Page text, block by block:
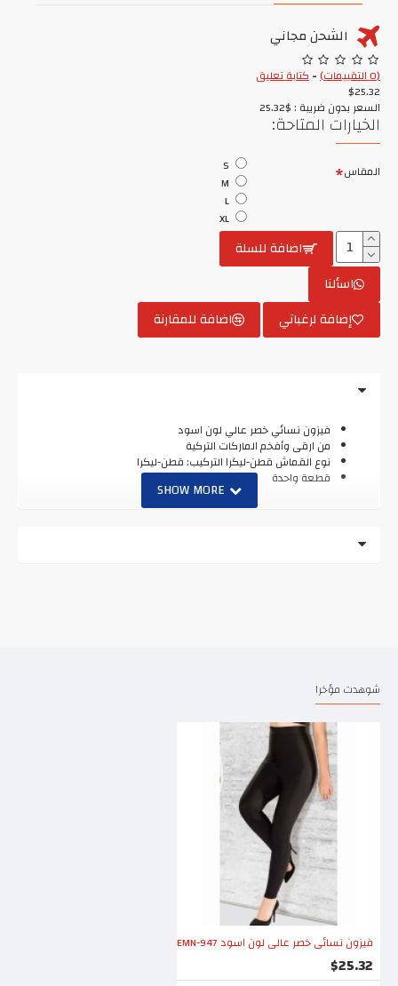
الشحن مجاني
(0 التقييمات) -كتابة تعليق
$25.32
السعر بدون ضريبة : $25.32
الخيارات المتاحة:
المقاس
S
M
L
XL
اضافة للسلة
اسألنا
إضافة لرغباتي
اضافة للمقارنة
فيزون نسائي خصر عالي لون اسود
من ارقى وأفخم الماركات التركية
نوع القماش قطن-ليكرا التركيب: قطن-ليكرا
قطعة واحدة
شوهدت مؤخرا
فيزون نسائي خصر عالي لون اسود EMN-947
$25.32